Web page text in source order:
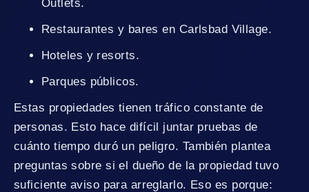
Outlets.
Restaurantes y bares en Carlsbad Village.
Hoteles y resorts.
Parques públicos.
Estas propiedades tienen tráfico constante de
personas. Esto hace difícil juntar pruebas de
cuánto tiempo duró un peligro. También plantea
preguntas sobre si el dueño de la propiedad tuvo
suficiente aviso para arreglarlo. Eso es porque: